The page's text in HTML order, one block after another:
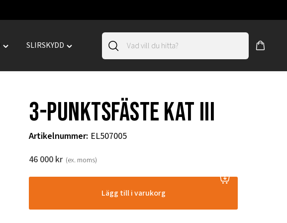
Toggle
SLIRSKYDD
Toggle
3-punktsfäste Kat III
Artikelnummer: EL507005
46 000 kr (ex. moms)
Lägg till i varukorg